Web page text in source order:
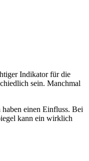
Indikator für die
sein. Manchmal
einen Einfluss. Bei
kann ein wirklich